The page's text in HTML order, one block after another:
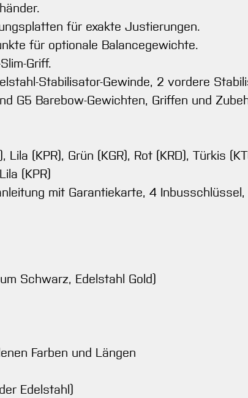
für exakte Justierungen.
für optionale Balancegewichte.
Griff.
Stabilisator-Gewinde, 2 vordere
G5 Barebow-Gewichten, Griffen und
Lila (KPR), Grün (KGR), Rot (KRD), Türkis
(KPR)
mit Garantiekarte, 4
Schwarz, Edelstahl Gold)
Farben und Längen
Edelstahl)